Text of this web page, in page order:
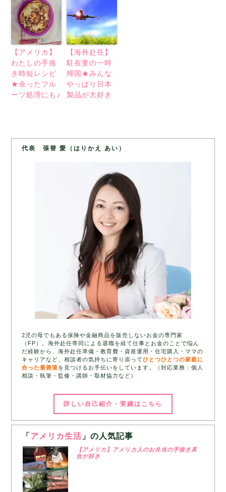
【アメリカ】
わたしの手抜
き時短レシピ
★余ったフル
ーツ処理にも♪
【海外赴任】
駐在妻の一時
帰国★みんな
やっぱり日本
製品が大好き
代表 張替 愛（はりかえ あい）
2児の母でもある保険や金融商品を販売しないお金の専門家
（FP）。海外赴任帯同による退職を経て仕事とお金のことで悩ん
だ経験から、海外赴任準備・教育費・資産運用・住宅購入・ママの
キャリアなど、相談者の気持ちに寄り添ってひとつひとつの家庭に
合った最善策を見つけるお手伝いをしています。（対応業務：個人
相談・執筆・監修・講師・取材協力など）
詳しい自己紹介・実績はこちら
「 アメリカ生活 」の人気記事
【アメリカ】アメリカ人のお弁当の手抜き具
合が好き